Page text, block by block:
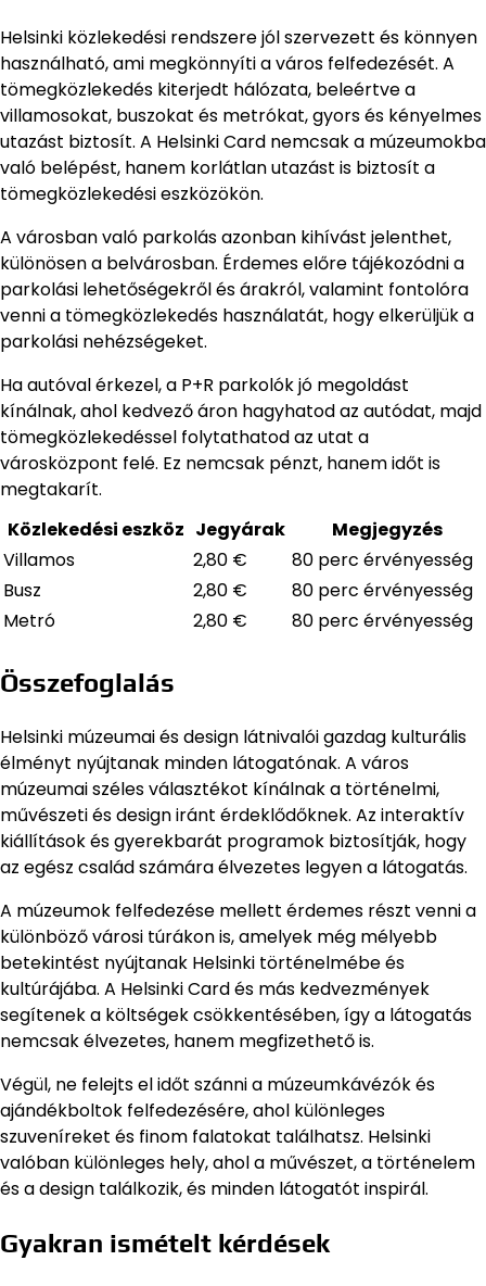
Helsinki közlekedési rendszere jól szervezett és könnyen
használható, ami megkönnyíti a város felfedezését. A
tömegközlekedés kiterjedt hálózata, beleértve a
villamosokat, buszokat és metrókat, gyors és kényelmes
utazást biztosít. A Helsinki Card nemcsak a múzeumokba
való belépést, hanem korlátlan utazást is biztosít a
tömegközlekedési eszközökön.
A városban való parkolás azonban kihívást jelenthet,
különösen a belvárosban. Érdemes előre tájékozódni a
parkolási lehetőségekről és árakról, valamint fontolóra
venni a tömegközlekedés használatát, hogy elkerüljük a
parkolási nehézségeket.
Ha autóval érkezel, a P+R parkolók jó megoldást
kínálnak, ahol kedvező áron hagyhatod az autódat, majd
tömegközlekedéssel folytathatod az utat a
városközpont felé. Ez nemcsak pénzt, hanem időt is
megtakarít.
Közlekedési eszköz Jegyárak
Megjegyzés
Villamos
2,80 €
80 perc érvényesség
Busz
2,80 €
80 perc érvényesség
Metró
2,80 € 80 perc érvényesség
Összefoglalás
Helsinki múzeumai és design látnivalói gazdag kulturális
élményt nyújtanak minden látogatónak. A város
múzeumai széles választékot kínálnak a történelmi,
művészeti és design iránt érdeklődőknek. Az interaktív
kiállítások és gyerekbarát programok biztosítják, hogy
az egész család számára élvezetes legyen a látogatás.
A múzeumok felfedezése mellett érdemes részt venni a
különböző városi túrákon is, amelyek még mélyebb
betekintést nyújtanak Helsinki történelmébe és
kultúrájába. A Helsinki Card és más kedvezmények
segítenek a költségek csökkentésében, így a látogatás
nemcsak élvezetes, hanem megfizethető is.
Végül, ne felejts el időt szánni a múzeumkávézók és
ajándékboltok felfedezésére, ahol különleges
szuveníreket és finom falatokat találhatsz. Helsinki
valóban különleges hely, ahol a művészet, a történelem
és a design találkozik, és minden látogatót inspirál.
Gyakran ismételt kérdések